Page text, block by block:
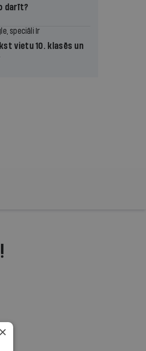
darīt?
speciāli Ir
vietu 10. klasēs un
×